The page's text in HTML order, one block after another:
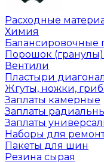
Расходные
Химия
Балансировочные
Порошок
Вентили
Пластыри
Жгуты, ножки,
Заплаты камерные
Заплаты
Заплаты
Наборы для
Пакеты для шин
Резина сырая